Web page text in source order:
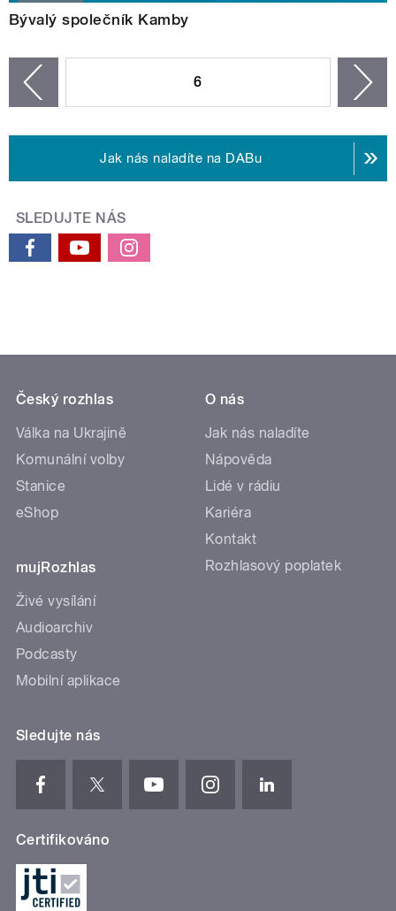
Bývalý společník Kamby
6
Jak nás naladíte na DABu
SLEDUJTE NÁS
Český rozhlas
Válka na Ukrajině
Komunální volby
Stanice
eShop
mujRozhlas
Živé vysílání
Audioarchiv
Podcasty
Mobilní aplikace
O nás
Jak nás naladíte
Nápověda
Lidé v rádiu
Kariéra
Kontakt
Rozhlasový poplatek
Sledujte nás
Certifikováno